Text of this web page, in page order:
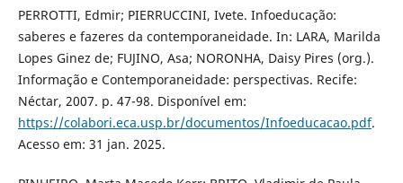
PERROTTI, Edmir; PIERRUCCINI, Ivete. Infoeducação:
saberes e fazeres da contemporaneidade. In: LARA, Marilda
Lopes Ginez de; FUJINO, Asa; NORONHA, Daisy Pires (org.).
Informação e Contemporaneidade: perspectivas. Recife:
Néctar, 2007. p. 47-98. Disponível em:
https://colabori.eca.usp.br/documentos/Infoeducacao.pdf.
Acesso em: 31 jan. 2025.